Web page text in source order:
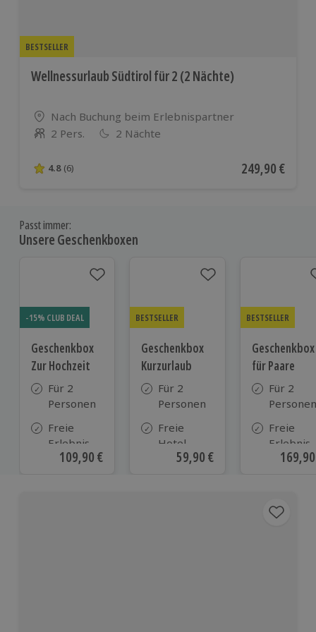
BESTSELLER
Wellnessurlaub Südtirol für 2 (2 Nächte)
Standort
Nach Buchung beim Erlebnispartner
Anzahl der Teilnehmer
2 Pers. 2 Nächte
4.8 von 5 Sternen basierend auf 6 Bewertungen
4.8 (6) Aktueller Preis
249,90 €
Passt immer:
Unsere Geschenkboxen
-15% CLUB DEAL
Geschenkbox
Zur Hochzeit
Für 2
Personen
Freie
Erlebnis-
Auswahl
Aktueller Preis
109,90 €
BESTSELLER
Geschenkbox
Kurzurlaub
Für 2
Personen
Freie
Hotel-
Auswahl
Aktueller Preis
59,90 €
BESTSELLER
Geschenkbox
für Paare
Für 2
Personen
Freie
Erlebnis-
Auswahl